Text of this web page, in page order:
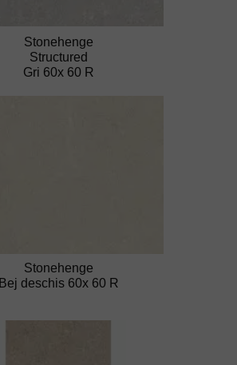
Stonehenge
Structured
Gri 60x 60 R
Stonehenge
Bej deschis 60x 60 R